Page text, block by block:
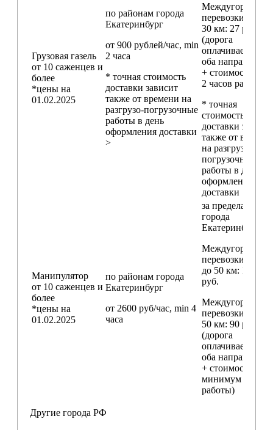
Грузовая газель
от 10 саженцев и
более
*цены на
01.02.2025
по районам города
Екатеринбург
от 900 рублей/час, min
2 часа
* точная стоимость
доставки зависит
также от времени на
разгрузо-погрузочные
работы в день
оформления доставки
>
Междугородние
перевозки
30 км: 27 руб./км
(дорога
оплачивается в
оба направления
+ стоимость min
2 часов работы)
* точная
стоимость
доставки
также от
на разгрузо-
погрузочные
работы в день
оформления
доставки
Манипулятор
от 10 саженцев и
более
*цены на
01.02.2025
по районам города
Екатеринбург
от 2600 руб/час, min 4
часа
за пределами
города
Екатеринбург
Междугородние
перевозки
до 50 км: 18 000
руб.
Междугородние
перевозки
50 км: 90 руб./км
(дорога
оплачивается в
оба направления
+ стоимость
минимум 4
работы)
Другие города РФ